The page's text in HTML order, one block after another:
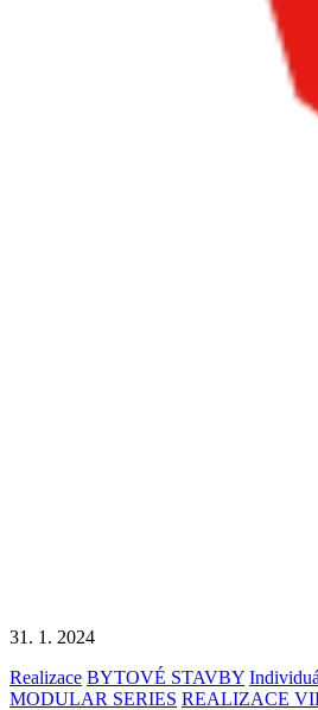
31. 1. 2024
Realizace BYTOVÉ STAVBY
MODULAR SERIES REALIZACE